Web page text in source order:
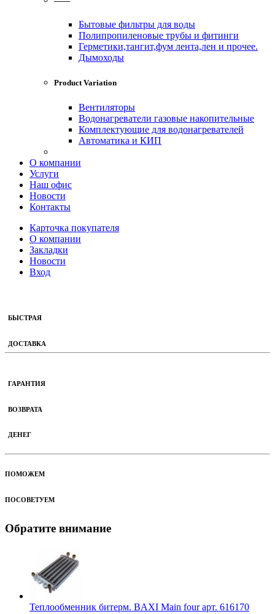
Бытовые фильтры для воды
Полипропиленовые трубы и фитинги
Герметики,тангит,фум лента,лен и прочее.
Дымоходы
Product Variation
Вентиляторы
Водонагреватели газовые накопительные
Комплектующие для водонагревателей
Автоматика и КИП
О компании
Услуги
Наш офис
Новости
Контакты
Карточка покупателя
О компании
Закладки
Новости
Вход
БЫСТРАЯ
ДОСТАВКА
ГАРАНТИЯ
ВОЗВРАТА
ДЕНЕГ
ПОМОЖЕМ
ПОСОВЕТУЕМ
Обратите внимание
Теплообменник битерм. BAXI Main four арт. 616170